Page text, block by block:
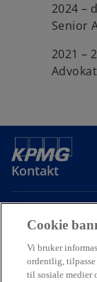
2024 –
Senior
2021 –
Kontakt
Om oss
Karriere
Cookie
Vi bruker
ordentlig,
til sosiale medier